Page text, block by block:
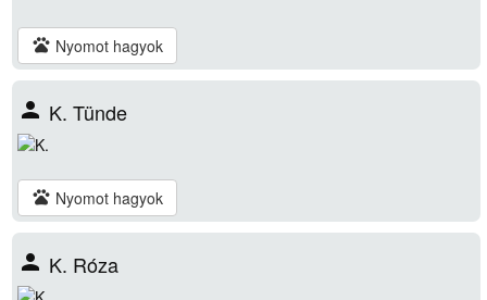
pets Nyomot hagyok
person K. Tünde
pets Nyomot hagyok
person K. Róza